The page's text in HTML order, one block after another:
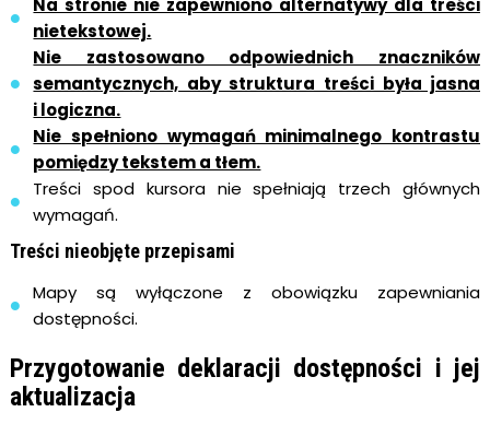
Na stronie nie zapewniono alternatywy dla treści
nietekstowej.
Nie zastosowano odpowiednich znaczników
semantycznych, aby struktura treści była jasna
i logiczna.
Nie spełniono wymagań minimalnego kontrastu
pomiędzy tekstem a tłem.
Treści spod kursora nie spełniają trzech głównych
wymagań.
Treści nieobjęte przepisami
Mapy są wyłączone z obowiązku zapewniania
dostępności.
Przygotowanie deklaracji dostępności i jej
aktualizacja